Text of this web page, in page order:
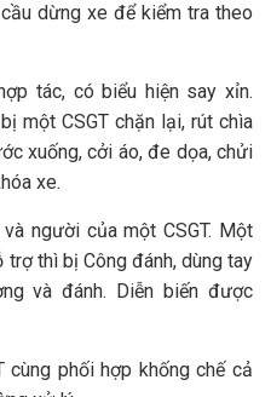
dừng xe để kiểm tra theo
tác, có biểu hiện say xỉn.
một CSGT chặn lại, rút chìa
xuống, cởi áo, đe dọa, chửi
xe.
người của một CSGT. Một
thì bị Công đánh, dùng tay
và đánh. Diễn biến được
cùng phối hợp khống chế cả